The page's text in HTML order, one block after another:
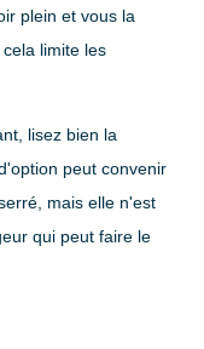
plein et vous la
limite les
lisez bien la
peut convenir
mais elle n'est
qui peut faire le